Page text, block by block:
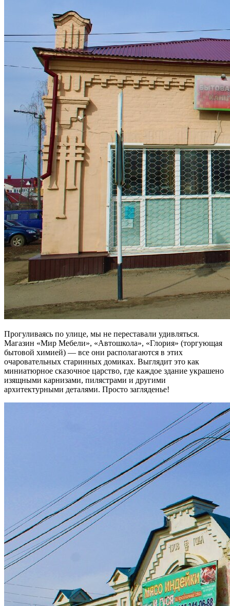
Прогуливаясь по улице, мы не переставали удивляться.
Магазин «Мир Мебели», «Автошкола», «Глория» (торгующая
бытовой химией) — все они располагаются в этих
очаровательных старинных домиках. Выглядит это как
миниатюрное сказочное царство, где каждое здание украшено
изящными карнизами, пилястрами и другими
архитектурными деталями. Просто загляденье!